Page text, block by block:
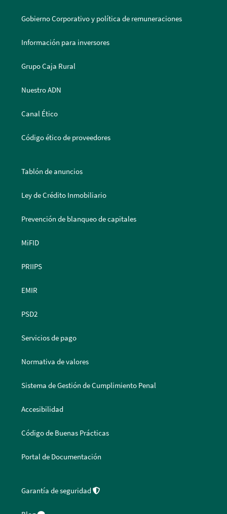
Gobierno Corporativo y política de remuneraciones
Información para inversores
Grupo Caja Rural
Nuestro ADN
Canal Ético
Código ético de proveedores
Tablón de anuncios
Ley de Crédito Inmobiliario
Prevención de blanqueo de capitales
MiFID
PRIIPS
EMIR
PSD2
Servicios de pago
Normativa de valores
Sistema de Gestión de Cumplimiento Penal
Accesibilidad
Código de Buenas Prácticas
Portal de Documentación
Garantía de seguridad